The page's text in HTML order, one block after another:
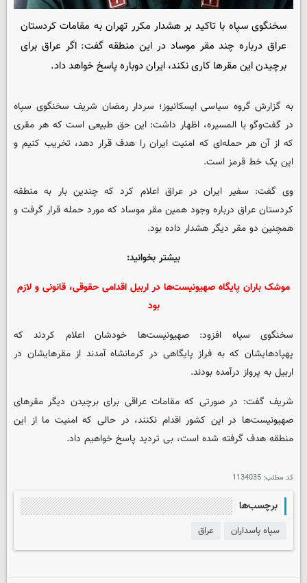
سخنگوی سپاه با تاکید بر هشدار مکرر تهران به مقامات کردستان
عراق درباره چند مقر موساد در این منطقه گفت: اگر عراق برای
برچیدن این مقرها کاری نکند، ایران دوباره پاسخ خواهد داد.
به گزارش گروه سیاسی ایسکانیوز؛ سردار رمضان شریف سخنگوی سپاه
در گفت‌وگو با المسیره، اظهار داشت: این حق طبیعی است که هر مقری
که از آن هر حمله‌ای که امنیت ایران را هدف قرار دهد، تخریب کنیم و
این یک خط قرمز است.
وی گفت: سفیر ایران در عراق اعلام کرد که چندین بار به منطقه
کردستان عراق درباره وجود همین مقر موساد که مورد حمله قرار گرفت و
همچنین دو مقر دیگر هشدار داده بود.
بیشتر بخوانید:
موشک‌ باران پایگاه صهیونیست‌ها در اربیل اقدامی حقوقی، قانونی و لازم
بود
سخنگوی سپاه افزود: صهیونیست‌ها خودشان اعلام کردند که
پهپادهایشان که به فراز پایگاهی در کرمانشاه آمدند از مقرهایشان در
اربیل به پرواز درآمده بودند.
شریف گفت: در صورتی که مقامات عراقی برای برچیدن دیگر مقرهای
صهیونیست‌ها در این کشور اقدام نکنند، در حالی که امنیت ما از این
منطقه هدف گرفته شده است، بی تردید پاسخ خواهیم داد.
کد مطلب: 1134035
برچسب‌ها
سپاه پاسداران عراق